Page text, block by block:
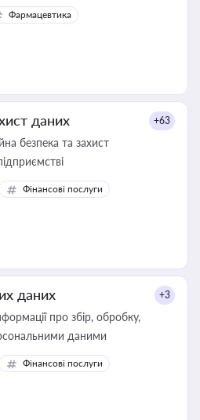
Фармацевтика
даних +63
безпека та захист
Фінансові послуги
даних +3
про збір, обробку,
даними
Фінансові послуги